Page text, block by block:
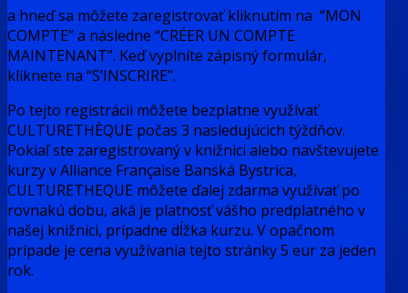
a hneď sa môžete zaregistrovať kliknutím na “MON
COMPTE” a následne “CRÉER UN COMPTE
MAINTENANT”. Keď vyplníte zápisný formulár,
kliknete na “S’INSCRIRE”.
Po tejto registrácii môžete bezplatne využívať
CULTURETHÈQUE počas 3 nasledujúcich týždňov.
Pokiaľ ste zaregistrovaný v knižnici alebo navštevujete
kurzy v Alliance Française Banská Bystrica,
CULTURETHEQUE môžete ďalej zdarma využívať po
rovnakú dobu, aká je platnosť vášho predplatného v
našej knižnici, prípadne dĺžka kurzu. V opačnom
prípade je cena využívania tejto stránky 5 eur za jeden
rok.